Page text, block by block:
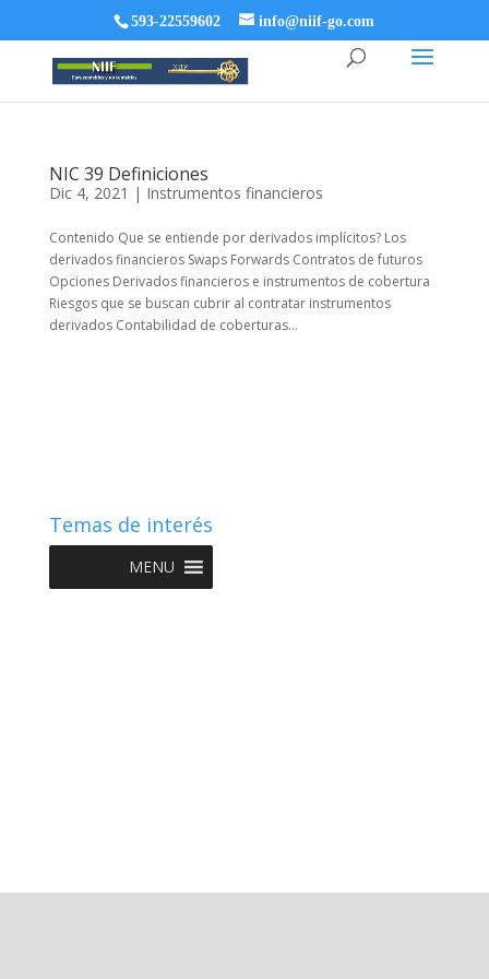
593-22559602 info@niif-go.com
NIC 39 Definiciones
Dic 4, 2021 | Instrumentos financieros
Contenido Que se entiende por derivados implícitos? Los
derivados financieros Swaps Forwards Contratos de futuros
Opciones Derivados financieros e instrumentos de cobertura
Riesgos que se buscan cubrir al contratar instrumentos
derivados Contabilidad de coberturas...
Temas de interés
MENU